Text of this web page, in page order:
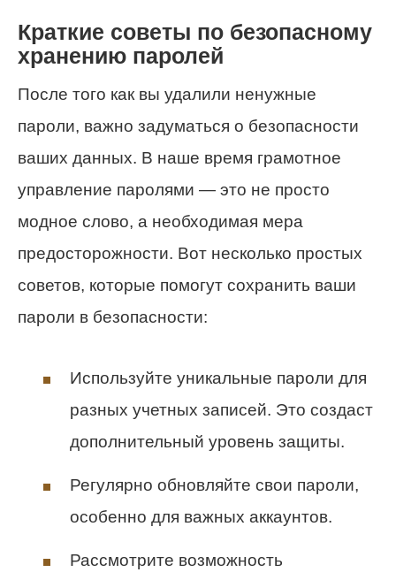
Краткие советы по безопасному
хранению паролей
После того как вы удалили ненужные
пароли, важно задуматься о безопасности
ваших данных. В наше время грамотное
управление паролями — это не просто
модное слово, а необходимая мера
предосторожности. Вот несколько простых
советов, которые помогут сохранить ваши
пароли в безопасности:
Используйте уникальные пароли для
разных учетных записей. Это создаст
дополнительный уровень защиты.
Регулярно обновляйте свои пароли,
особенно для важных аккаунтов.
Рассмотрите возможность